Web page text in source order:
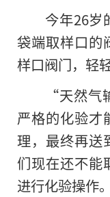
今年26岁
袋端取样口的
样口阀门，轻
“天然气
严格的化验才
理，最终再
们现在还不能
进行化验操作。